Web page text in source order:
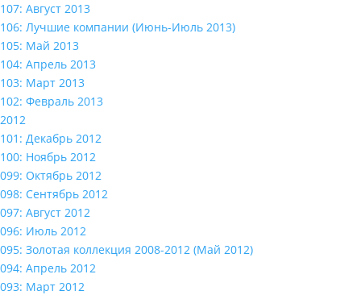
107: Август 2013
106: Лучшие компании (Июнь-Июль 2013)
105: Май 2013
104: Апрель 2013
103: Март 2013
102: Февраль 2013
2012
101: Декабрь 2012
100: Ноябрь 2012
099: Октябрь 2012
098: Сентябрь 2012
097: Август 2012
096: Июль 2012
095: Золотая коллекция 2008-2012 (Май 2012)
094: Апрель 2012
093: Март 2012